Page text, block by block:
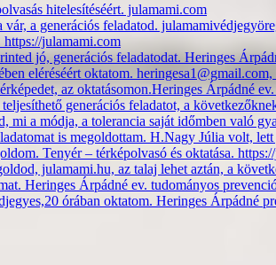
hitelesítéséért. julamami.com
a generációs feladatod.
https://julamami.com
jó, generációs feladatodat. Heringes
eléréséért oktatom.
az oktatásomon.Heringes Árpádné
generációs feladatot, a
mi a módja, a tolerancia saját időmben való
is megoldottam. H.Nagy Júlia volt,
Tenyér – térképolvasó és oktatása.
julamami.hu, az talaj lehet aztán, a
Heringes Árpádné ev. tudományos
órában oktatom. Heringes Árpádné